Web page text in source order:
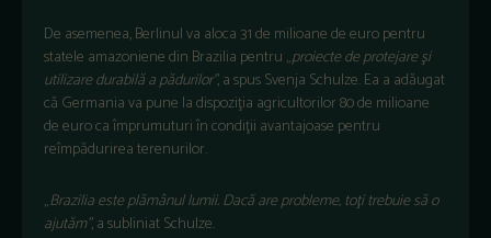
De asemenea, Berlinul va aloca 31 de milioane de euro pentru
statele amazoniene din Brazilia pentru „proiecte de protejare şi
utilizare durabilă a pădurilor”, a spus Svenja Schulze. Ea a adăugat
că Germania va pune la dispoziţia agricultorilor 80 de milioane
de euro ca împrumuturi în condiţii avantajoase pentru
reîmpădurirea terenurilor.
„Brazilia este plămânul lumii. Dacă are probleme, toţi trebuie să o
ajutăm”, a subliniat Schulze.